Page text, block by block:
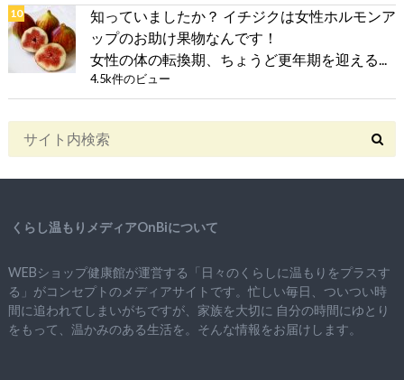
知っていましたか？ イチジクは女性ホルモンア
ップのお助け果物なんです！
女性の体の転換期、ちょうど更年期を迎える...
4.5k件のビュー
くらし温もりメディアOnBiについて
WEBショップ健康館が運営する「日々のくらしに温もりをプラスす
る」がコンセプトのメディアサイトです。忙しい毎日、ついつい時
間に追われてしまいがちですが、 家族を大切に 自分の時間にゆとり
をもって、 温かみのある生活を。そんな情報をお届けします。